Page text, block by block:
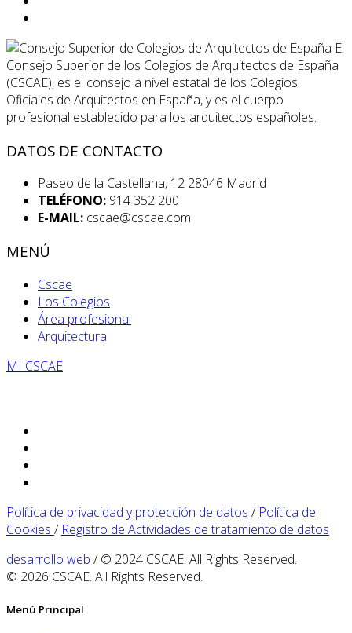
El
Consejo Superior de los Colegios de Arquitectos de España
(CSCAE), es el consejo a nivel estatal de los Colegios
Oficiales de Arquitectos en España, y es el cuerpo
profesional establecido para los arquitectos españoles.
DATOS DE CONTACTO
Paseo de la Castellana, 12 28046 Madrid
TELÉFONO: 914 352 200
E-MAIL: cscae@cscae.com
MENÚ
Cscae
Los Colegios
Área profesional
Arquitectura
MI CSCAE
Política de privacidad y protección de datos / Política de
Cookies / Registro de Actividades de tratamiento de datos
desarrollo web / © 2024 CSCAE. All Rights Reserved.
© 2026 CSCAE. All Rights Reserved.
Menú Principal